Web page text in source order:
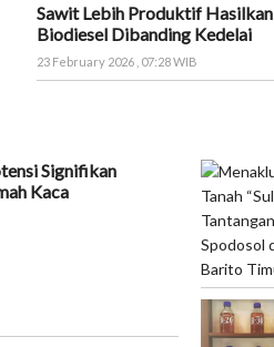
Sawit Lebih Produktif Hasilkan
Biodiesel Dibanding Kedelai
23 February 2026 , 07:28 WIB
Signifikan
Kaca